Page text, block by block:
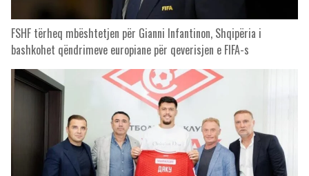
FSHF tërheq mbështetjen për Gianni Infantinon, Shqipëria i
bashkohet qëndrimeve europiane për qeverisjen e FIFA-s